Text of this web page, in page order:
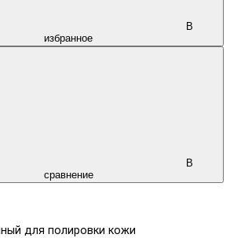
В
избранное
В
сравнение
для полировки кожи